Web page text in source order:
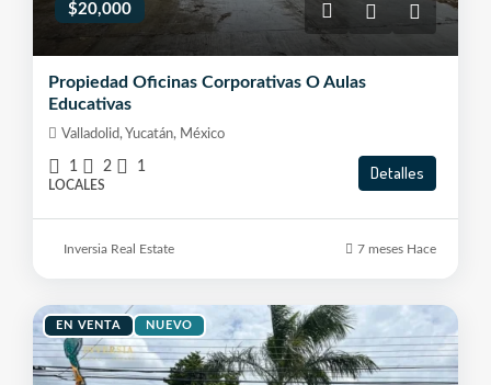
$20,000
Propiedad Oficinas Corporativas O Aulas
Educativas
Valladolid, Yucatán, México
1 2 1
LOCALES
Detalles
Inversia Real Estate 7 meses Hace
EN VENTA NUEVO